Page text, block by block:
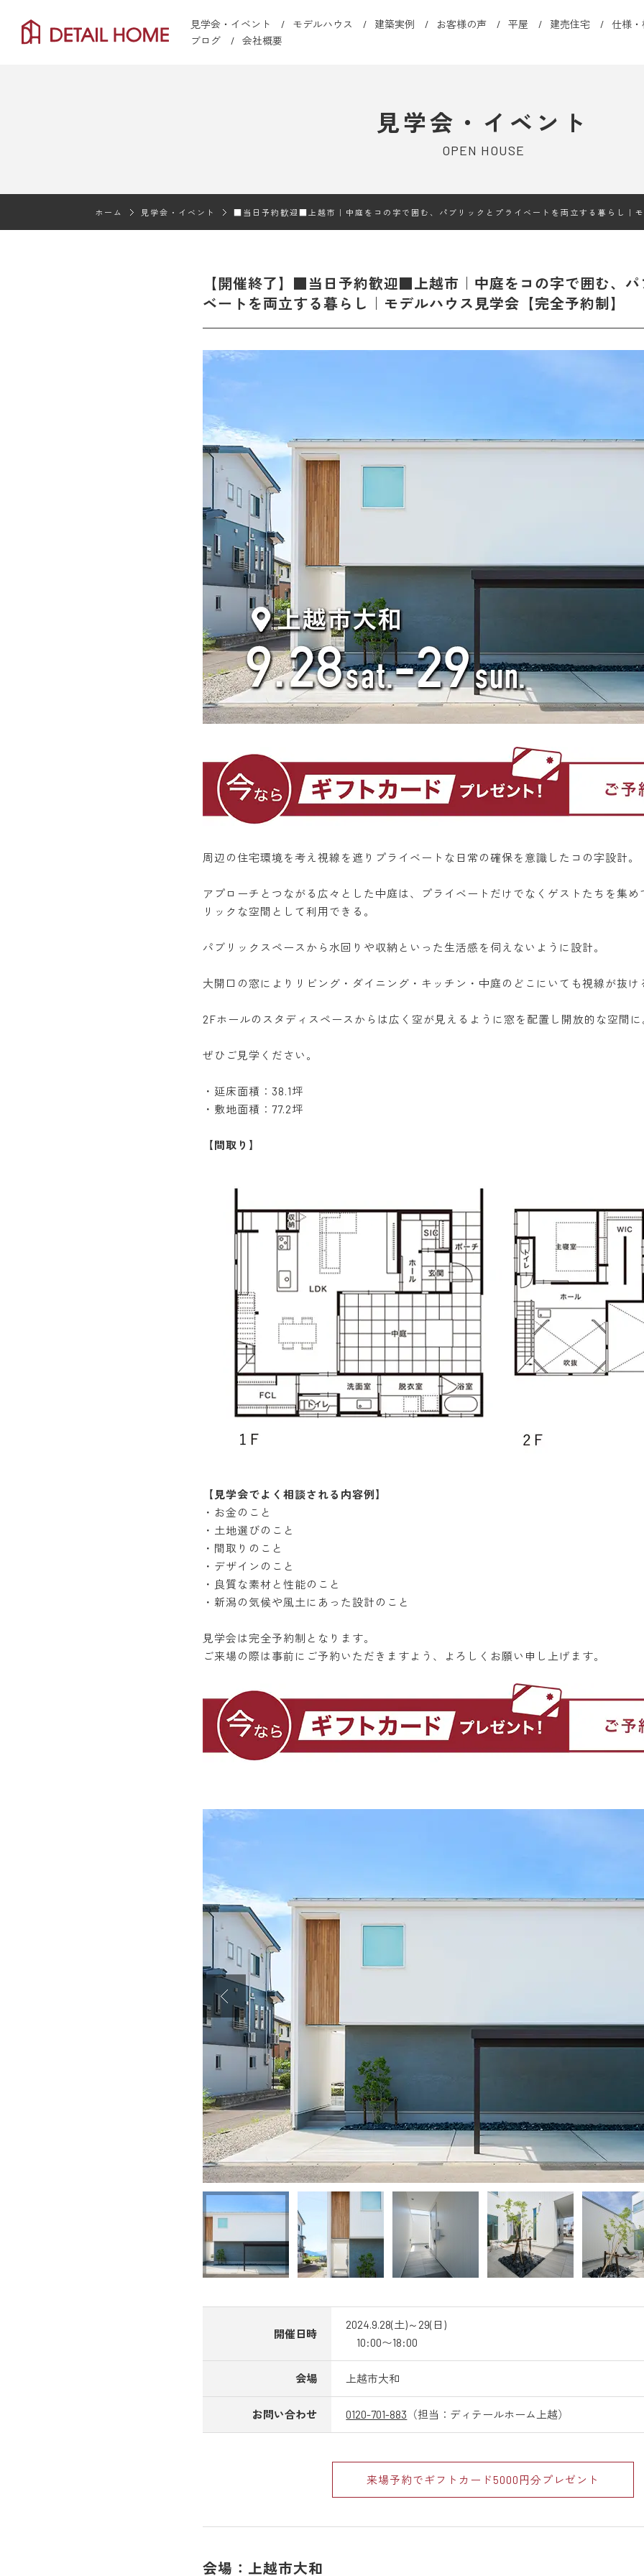
見学会・イベント モデルハウス 建築実例 お客様の声 平屋 建売住宅
仕様
ブログ
会社概要
見学会・イベント
OPEN HOUSE
ホーム 見学会・イベント ■当日予約歓迎■上越市｜中庭をコの字で囲む、パブリックとプライベートを両立する暮らし｜
【開催終了】■当日予約歓迎■上越市｜中庭をコの字で囲む、
ベートを両立する暮らし｜モデルハウス見学会【完全予約制】
周辺の住宅環境を考え視線を遮りプライベートな日常の確保を意識したコの字設計。
アプローチとつながる広々とした中庭は、プライベートだけでなくゲストたちを集
リックな空間として利用できる。
パブリックスペースから水回りや収納といった生活感を伺えないように設計。
大開口の窓によりリビング・ダイニング・キッチン・中庭のどこにいても視線が抜け
2Fホールのスタディスペースからは広く空が見えるように窓を配置し開放的な空間
ぜひご見学ください。
・延床面積：38.1坪
・敷地面積：77.2坪
【間取り】
【見学会でよく相談される内容例】
・お金のこと
・土地選びのこと
・間取りのこと
・デザインのこと
・良質な素材と性能のこと
・新潟の気候や風土にあった設計のこと
見学会は完全予約制となります。
ご来場の際は事前にご予約いただきますよう、よろしくお願い申し上げます。
開催日時
2024.9.28(土)～29(日)
10:00〜18:00
会場 上越市大和
お問い合わせ 0120-701-883 （担当：ディテールホーム上越）
来場予約でギフトカード5000円分プレゼント
会場：上越市大和